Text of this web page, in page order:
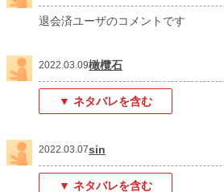
退会済ユーザのコメントです
2022.03.09橄欖石
▼ ネタバレを含む
2022.03.07sin
▼ ネタバレを含む